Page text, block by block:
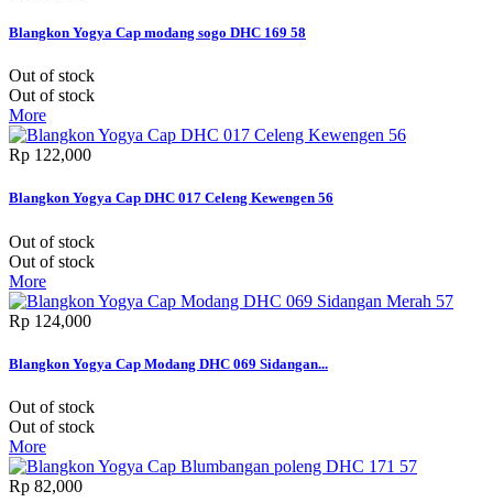
Blangkon Yogya Cap modang sogo DHC 169 58
Out of stock
Out of stock
More
Rp‎ 122,000
Blangkon Yogya Cap DHC 017 Celeng Kewengen 56
Out of stock
Out of stock
More
Rp‎ 124,000
Blangkon Yogya Cap Modang DHC 069 Sidangan...
Out of stock
Out of stock
More
Rp‎ 82,000